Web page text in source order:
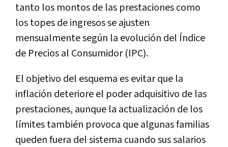
tanto los montos de las prestaciones como
los topes de ingresos se ajusten
mensualmente según la evolución del Índice
de Precios al Consumidor (IPC).
El objetivo del esquema es evitar que la
inflación deteriore el poder adquisitivo de las
prestaciones, aunque la actualización de los
límites también provoca que algunas familias
queden fuera del sistema cuando sus salarios